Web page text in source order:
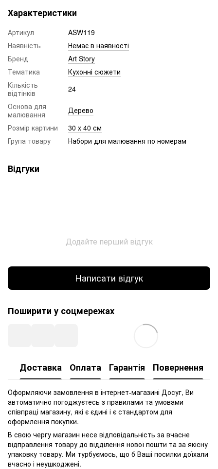
Характеристики
Артикул
ASW119
Наявність
Немає в наявності
Бренд
Art Story
Тематика
Кухонні сюжети
Кількість
відтінків
24
Основа для
малювання
Дерево
Розмір картини
30 х 40 см
Група товару
Набори для малювання по номерам
Відгуки
Додайте перший відгук
Написати відгук
Поширити у соцмережах
Доставка Оплата Гарантія Повернення
Оформляючи замовлення в інтернет-магазині Досуг, Ви
автоматично погоджуєтесь з правилами та умовами
співпраці магазину, які є єдині і є стандартом для
оформлення покупки.
В свою чергу магазин несе відповідальність за вчасне
відправлення товару до відділення нової пошти та за якісну
упаковку товару. Ми турбуємось, що б Ваші посилки доїхали
вчасно і неушкоджені.